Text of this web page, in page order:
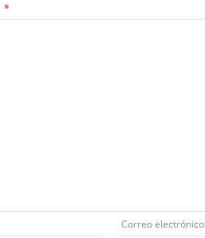
*
Correo electrónico